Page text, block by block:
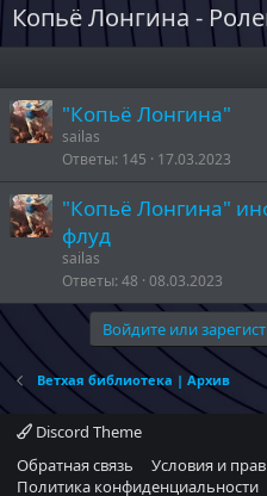
Копьё Лонгина -
"Копьё Лонгина"
sailas
Ответы 145 17.03.2023
"Копьё Лонгина"
флуд
sailas
Ответы 48 08.03.2023
Войдите или
Ветхая библиотека | Архив
Discord Theme
Обратная связь
Условия и
Политика конфиденциальности